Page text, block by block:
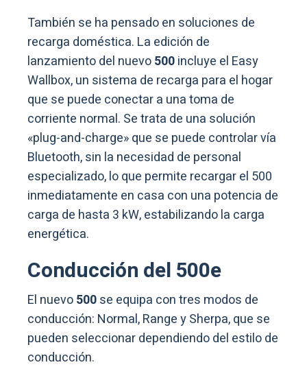
También se ha pensado en soluciones de
recarga doméstica. La edición de
lanzamiento del nuevo500incluye el Easy
Wallbox, un sistema de recarga para el hogar
que se puede conectar a una toma de
corriente normal. Se trata de una solución
«plug-and-charge» que se puede controlar vía
Bluetooth, sin la necesidad de personal
especializado, lo que permite recargar el 500
inmediatamente en casa con una potencia de
carga de hasta 3 kW, estabilizando la carga
energética.
Conducción del 500e
El nuevo500se equipa con tres modos de
conducción: Normal, Range y Sherpa, que se
pueden seleccionar dependiendo del estilo de
conducción.